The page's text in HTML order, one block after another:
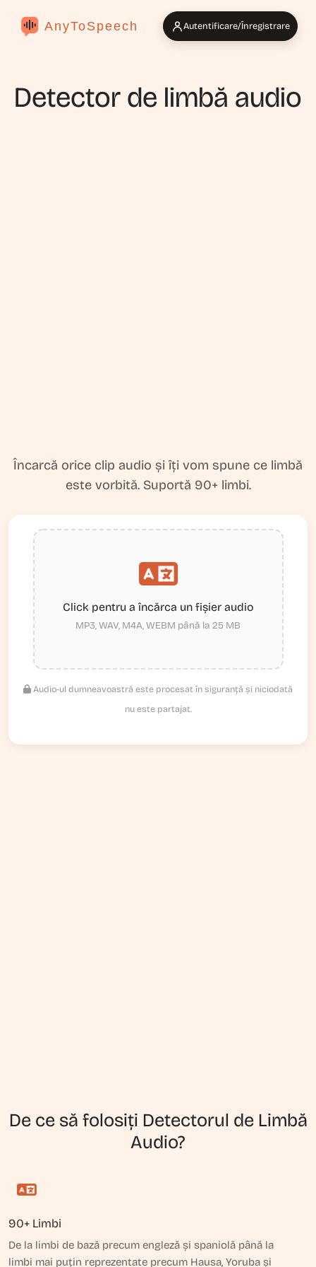
AnyToSpeech Autentificare/Înregistrare
Detector de limbă audio
Încarcă orice clip audio și îți vom spune ce limbă
este vorbită. Suportă 90+ limbi.
Click pentru a încărca un fișier audio
MP3, WAV, M4A, WEBM până la 25 MB
Audio-ul dumneavoastră este procesat în siguranță și niciodată
nu este partajat.
De ce să folosiți Detectorul de Limbă
Audio?
90+ Limbi
De la limbi de bază precum engleză și spaniolă până la
limbi mai puțin reprezentate precum Hausa, Yoruba și